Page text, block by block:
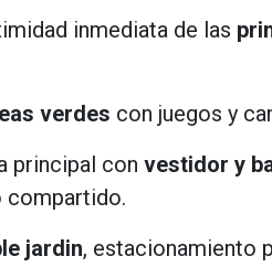
inmediata de las
verdes con juegos y
principal con vestidor y
compartido.
jardin, estacionamiento